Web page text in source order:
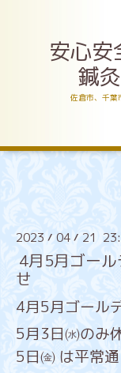
安心
鍼
佐倉市、千葉
2023 / 04 / 21
4月5月ゴー
せ
4月5月ゴール
5月3日㈬の
5日㈮ は平常